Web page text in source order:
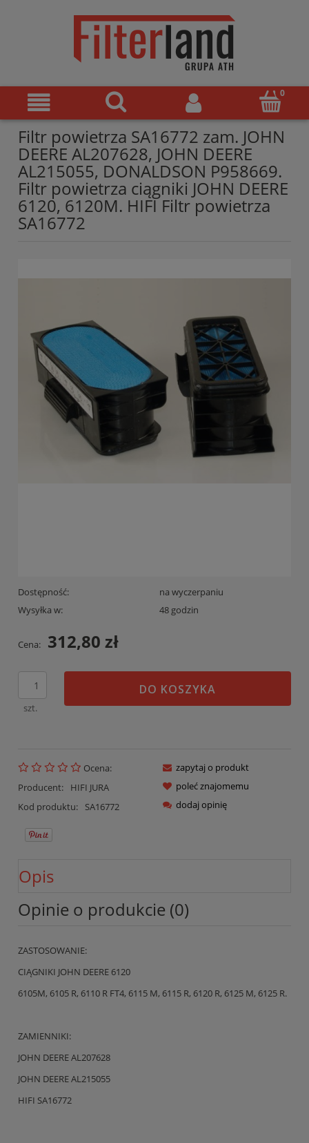
Filtr powietrza SA16772 zam. JOHN
DEERE AL207628, JOHN DEERE
AL215055, DONALDSON P958669.
Filtr powietrza ciągniki JOHN DEERE
6120, 6120M. HIFI Filtr powietrza
SA16772
Dostępność:
na wyczerpaniu
Wysyłka w:
48 godzin
Cena: 312,80 zł
szt.
DO KOSZYKA
Ocena:
Producent:
HIFI JURA
Kod produktu:
SA16772
zapytaj o produkt
poleć znajomemu
dodaj opinię
Opis
Opinie o produkcie (0)
ZASTOSOWANIE:
CIĄGNIKI JOHN DEERE 6120
6105M, 6105 R, 6110 R FT4, 6115 M, 6115 R, 6120 R, 6125 M, 6125 R.
ZAMIENNIKI:
JOHN DEERE AL207628
JOHN DEERE AL215055
HIFI SA16772